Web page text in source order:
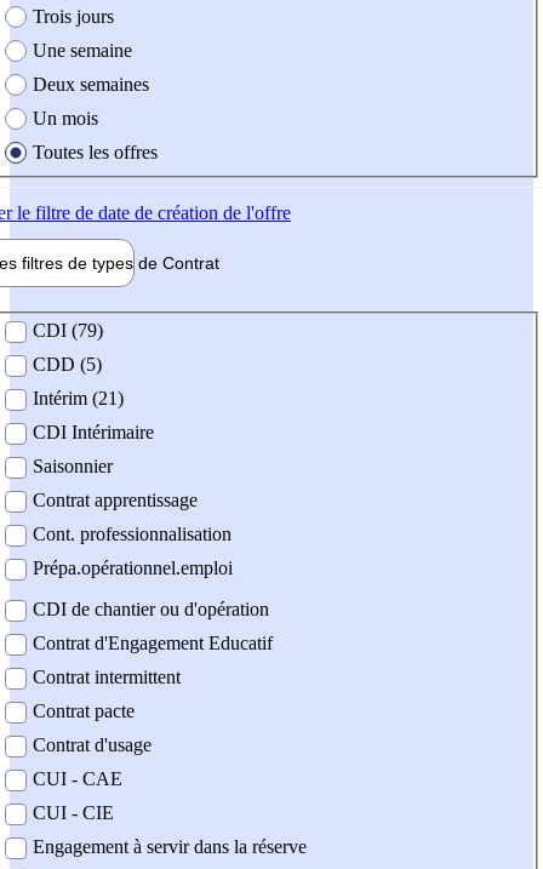
Trois jours
Une semaine
Deux semaines
Un mois
Toutes les offres
le filtre de date de création de l'offre
filtres de types de Contrat
contrat
CDI (79)
CDD (5)
Intérim (21)
CDI Intérimaire
Saisonnier
Contrat apprentissage
Cont. professionnalisation
Prépa.opérationnel.emploi
CDI de chantier ou d'opération
Contrat d'Engagement Educatif
Contrat intermittent
Contrat pacte
Contrat d'usage
CUI - CAE
CUI - CIE
Engagement à servir dans la réserve